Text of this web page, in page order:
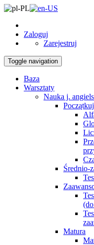
Zaloguj
Zarejestruj
Toggle navigation
Baza
Warsztaty
Nauka j.
Średnio-
Matura